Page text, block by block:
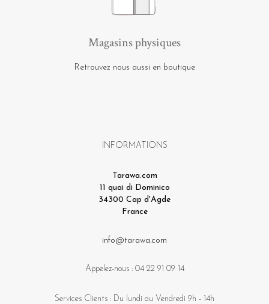
Magasins physiques
Retrouvez nous aussi en boutique
INFORMATIONS
Tarawa.com
11 quai di Dominico
34300 Cap d'Agde
France
info@tarawa.com
Appelez-nous : 04 22 91 09 14
Services Clients : Du lundi au Vendredi 9h - 14h